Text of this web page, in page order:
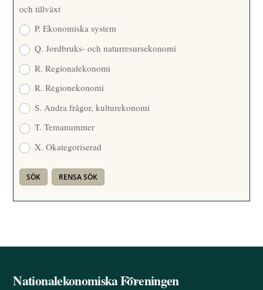
och tillväxt
P. Ekonomiska system
Q. Jordbruks- och naturresursekonomi
R. Regionalekonomi
R. Regionekonomi
S. Andra frågor, kulturekonomi
T. Temanummer
X. Okategoriserad
Back
Nationalekonomiska Föreningen